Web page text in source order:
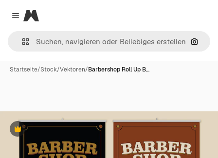
Close menu
Magnific
Nach
Startseite/Stock/Vektoren/Barbershop Roll Up B…
Premium